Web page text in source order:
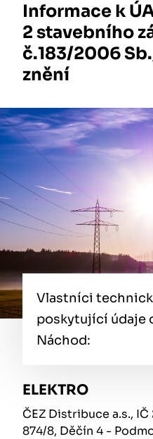
Informace k
2 stavebního
č.183/2006
znění
Vlastníci
poskytující údaje
Náchod:
ELEKTRO
ČEZ Distribuce a.s.,
874/8, Děčín 4 -